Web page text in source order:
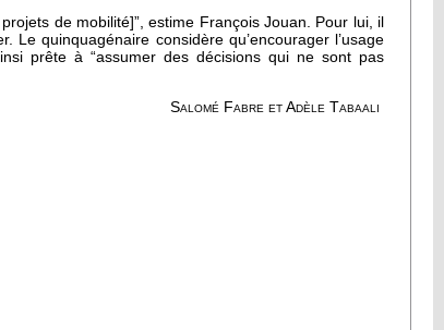
de mobilité]”, estime François Jouan. Pour lui, il
quinquagénaire considère qu’encourager l’usage
prête à “assumer des décisions qui ne sont pas
Salomé Fabre et Adèle Tabaali